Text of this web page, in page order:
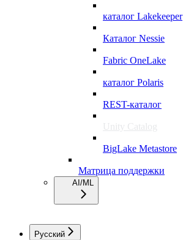
каталог Lakekeeper
Каталог Nessie
Fabric OneLake
каталог Polaris
REST-каталог
Unity Catalog
BigLake Metastore
Матрица поддержки
AI/ML
Русский